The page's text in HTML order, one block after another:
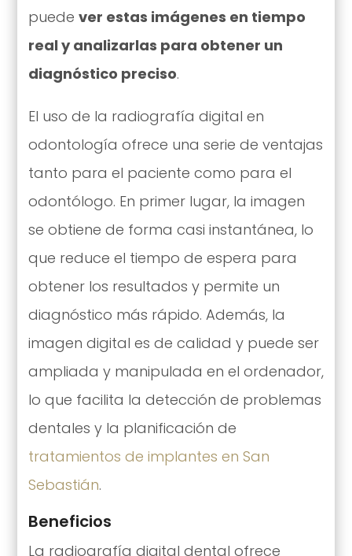
puede ver estas imágenes en tiempo
real y analizarlas para obtener un
diagnóstico preciso.
El uso de la radiografía digital en
odontología ofrece una serie de ventajas
tanto para el paciente como para el
odontólogo. En primer lugar, la imagen
se obtiene de forma casi instantánea, lo
que reduce el tiempo de espera para
obtener los resultados y permite un
diagnóstico más rápido. Además, la
imagen digital es de calidad y puede ser
ampliada y manipulada en el ordenador,
lo que facilita la detección de problemas
dentales y la planificación de
tratamientos de implantes en San
Sebastián.
Beneficios
La radiografía digital dental ofrece